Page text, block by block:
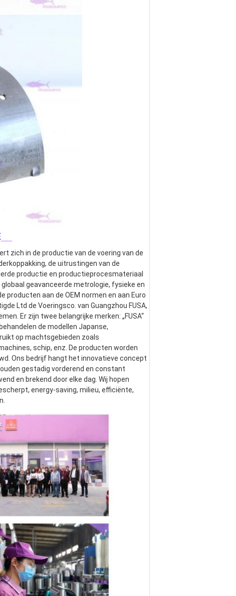
zich in de productie van de voering van de
de uitrustingen van de
productie en productieprocesmateriaal
geavanceerde metrologie, fysieke en
aan de OEM normen en aan Euro
Ltd de Voeringsco. van Guangzhou FUSA,
Er zijn twee belangrijke merken: „FUSA“
de modellen Japanse,
op machtsgebieden zoals
schip, enz. De producten worden
Ons bedrijf hangt het innovatieve concept
gestadig vorderend en constant
en brekend door elke dag. Wij hopen
energy-saving, milieu, efficiënte,